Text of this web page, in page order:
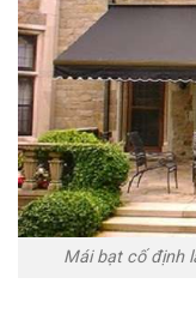
Mái bạt cố định